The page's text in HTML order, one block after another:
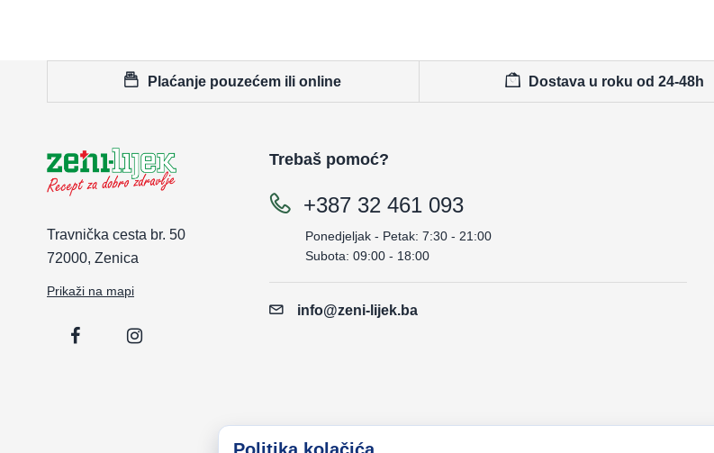
Plaćanje pouzećem ili online Dostava u roku od 24-48h
Travnička cesta br. 50
72000, Zenica
Prikaži na mapi
Trebaš pomoć?
+387 32 461 093
Ponedjeljak - Petak: 7:30 - 21:00
Subota: 09:00 - 18:00
info@zeni-lijek.ba